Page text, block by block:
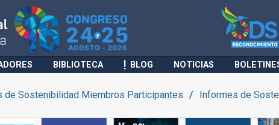
BIBLIOTECA BLOG NOTICIAS
de Sostenibilidad Miembros Participantes Informes de